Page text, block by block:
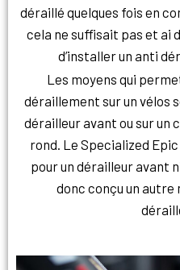
déraillé quelques fois en
cela ne suffisait pas et ai
d’installer un anti
Les moyens qui
déraillement sur un vélos
dérailleur avant ou sur un
rond. Le Specialized
pour un dérailleur avant
donc conçu un autre